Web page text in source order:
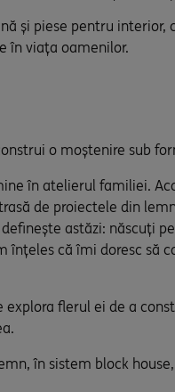
și piese pentru interior,
în viața oamenilor.
o moștenire sub
în atelierul familiei.
de proiectele din
astăzi: născuți
că îmi doresc să
flerul ei de a
în sistem block